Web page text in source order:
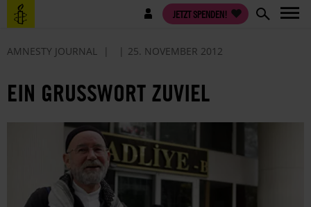
Direkt
zum
Benutzermenü JETZT SPENDEN!
AMNESTY JOURNAL 25. NOVEMBER 2012
EIN GRUSSWORT ZUVIEL